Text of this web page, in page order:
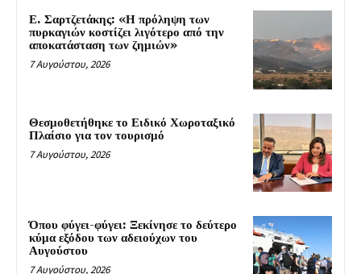
Ε. Σαρτζετάκης: «Η πρόληψη των
πυρκαγιών κοστίζει λιγότερο από την
αποκατάσταση των ζημιών»
7 Αυγούστου, 2026
Θεσμοθετήθηκε το Ειδικό Χωροταξικό
Πλαίσιο για τον τουρισμό
7 Αυγούστου, 2026
Όπου φύγει-φύγει: Ξεκίνησε το δεύτερο
κύμα εξόδου των αδειούχων του
Αυγούστου
7 Αυγούστου, 2026